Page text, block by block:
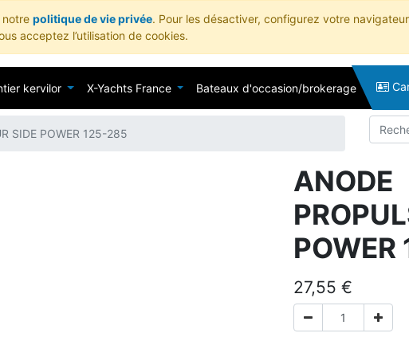
notre politique de vie privée. Pour les désactiver, configurez votre navigateur
acceptez l’utilisation de cookies.
kervilor X-Yachts France Bateaux d'occasion/brokerage
SIDE POWER 125-285
ANODE
27,55 €